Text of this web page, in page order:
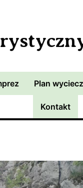
Plan
Kontakt